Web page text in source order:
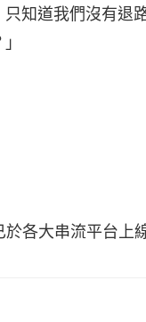
知道我們沒有退
各大串流平台上